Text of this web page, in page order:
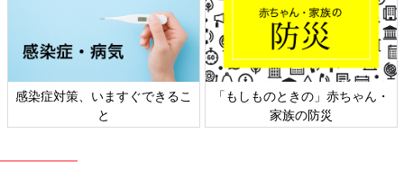
症対策、いますぐできるこ
「もしものときの」赤ちゃん・
家族の防災
日